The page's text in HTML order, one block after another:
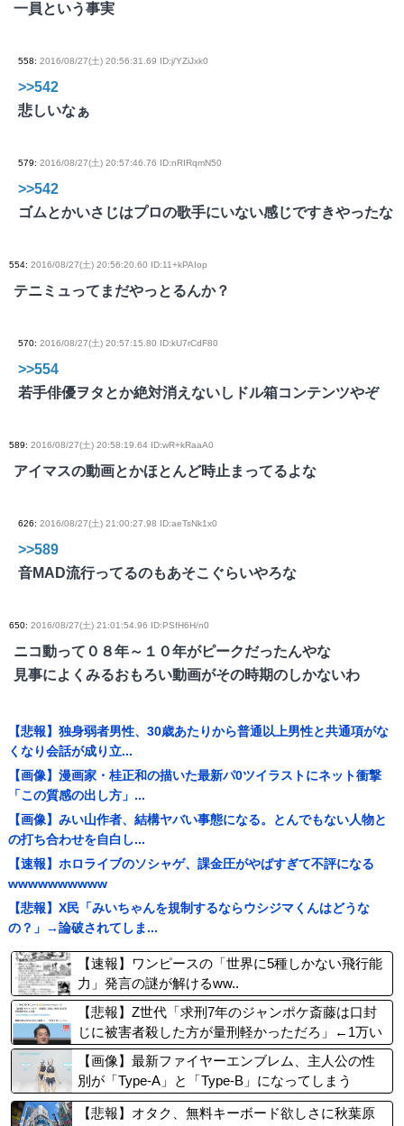
一員という事実
558: 2016/08/27(土) 20:56:31.69 ID:j/YZiJxk0
>>542
悲しいなぁ
579: 2016/08/27(土) 20:57:46.76 ID:nRIRqmN50
>>542
ゴムとかいさじはプロの歌手にいない感じですきやったな
554: 2016/08/27(土) 20:56:20.60 ID:11+kPAIop
テニミュってまだやっとるんか？
570: 2016/08/27(土) 20:57:15.80 ID:kU7rCdF80
>>554
若手俳優ヲタとか絶対消えないしドル箱コンテンツやぞ
589: 2016/08/27(土) 20:58:19.64 ID:wR+kRaaA0
アイマスの動画とかほとんど時止まってるよな
626: 2016/08/27(土) 21:00:27.98 ID:aeTsNk1x0
>>589
音MAD流行ってるのもあそこぐらいやろな
650: 2016/08/27(土) 21:01:54.96 ID:PSfH6H/n0
ニコ動って０８年～１０年がピークだったんやな
見事によくみるおもろい動画がその時期のしかないわ
【悲報】独身弱者男性、30歳あたりから普通以上男性と共通項がな
くなり会話が成り立...
【画像】漫画家・桂正和の描いた最新パ0ツイラストにネット衝撃
「この質感の出し方」...
【画像】みい山作者、結構ヤバい事態になる。とんでもない人物と
の打ち合わせを自白し...
【速報】ホロライブのソシャゲ、課金圧がやばすぎて不評になる
wwwwwwwwww
【悲報】X民「みいちゃんを規制するならウシジマくんはどうな
の？」→論破されてしま...
【速報】ワンピースの「世界に5種しかない飛行能
力」発言の謎が解けるww..
【悲報】Z世代「求刑7年のジャンポケ斎藤は口封
じに被害者殺した方が量刑軽かっただろ」←1万い
いね
【画像】最新ファイヤーエンブレム、主人公の性
別が「Type-A」と「Type-B」になってしまう
【悲報】オタク、無料キーボード欲しさに秋葉原